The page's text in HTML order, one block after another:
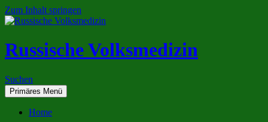
Zum Inhalt springen
Russische Volksmedizin
Suchen
Primäres Menü
Home